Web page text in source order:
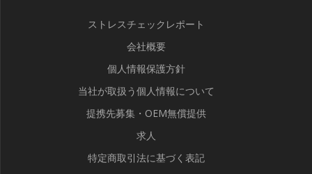
ストレスチェックレポート
会社概要
個人情報保護方針
当社が取扱う個人情報について
提携先募集・OEM無償提供
求人
特定商取引法に基づく表記